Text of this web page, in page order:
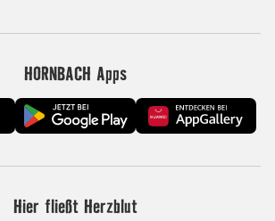
HORNBACH Apps
Hier fließt Herzblut